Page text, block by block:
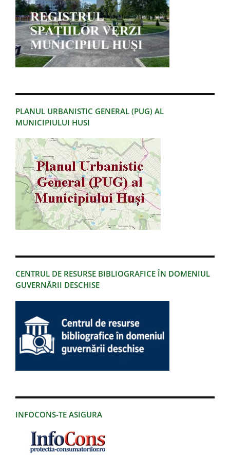
PLANUL URBANISTIC GENERAL (PUG) AL
MUNICIPIULUI HUSI
CENTRUL DE RESURSE BIBLIOGRAFICE ÎN DOMENIUL
GUVERNĂRII DESCHISE
INFOCONS-TE ASIGURA